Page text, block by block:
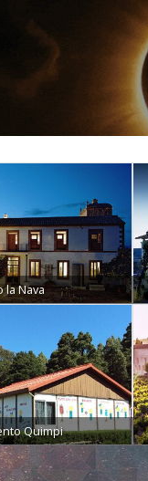
la Nava
Quimpi